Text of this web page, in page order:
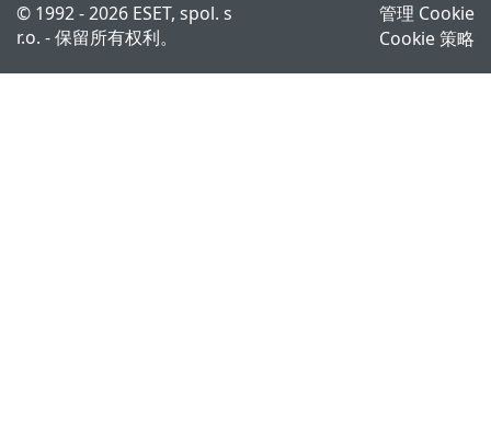
© 1992 - 2026 ESET, spol. s
r.o. - 保留所有权利。
管理 Cookie
Cookie 策略